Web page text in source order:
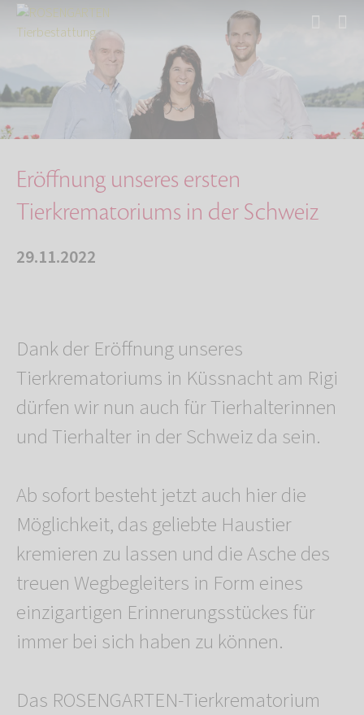
Über uns
Aktuelles
Eröffnung unseres ersten Tierkrematoriums in …
Eröffnung unseres ersten
Tierkrematoriums in der Schweiz
29.11.2022
Dank der Eröffnung unseres
Tierkrematoriums in Küssnacht am Rigi
dürfen wir nun auch für Tierhalterinnen
und Tierhalter in der Schweiz da sein.
Ab sofort besteht jetzt auch hier die
Möglichkeit, das geliebte Haustier
kremieren zu lassen und die Asche des
treuen Wegbegleiters in Form eines
einzigartigen Erinnerungsstückes für
immer bei sich haben zu können.
Das ROSENGARTEN-Tierkrematorium